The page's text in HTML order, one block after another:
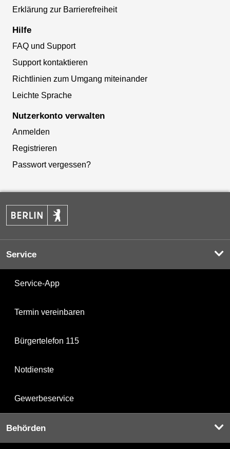
Erklärung zur Barrierefreiheit
Hilfe
FAQ und Support
Support kontaktieren
Richtlinien zum Umgang miteinander
Leichte Sprache
Nutzerkonto verwalten
Anmelden
Registrieren
Passwort vergessen?
Service
Service-App
Termin vereinbaren
Bürgertelefon 115
Notdienste
Gewerbeservice
Behörden